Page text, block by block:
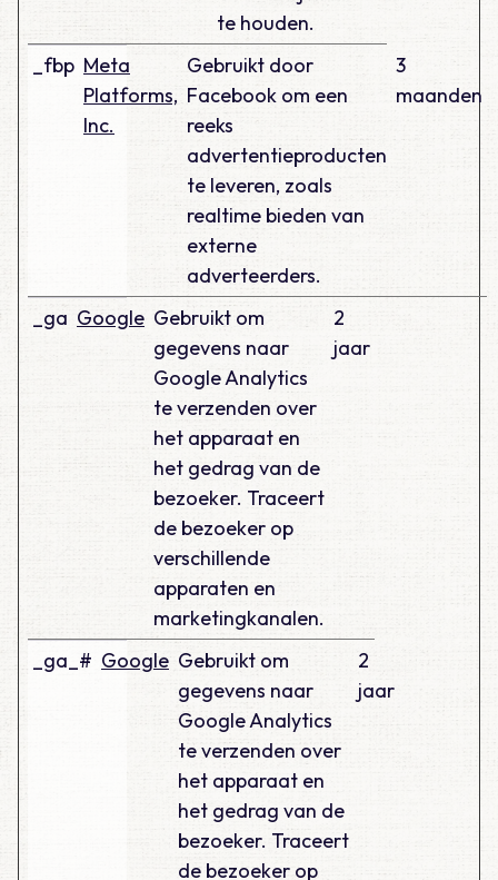
te houden.
_fbp Meta
Platforms,
Inc.
Gebruikt door
Facebook om een
reeks
advertentieproducten
te leveren, zoals
realtime bieden van
externe
adverteerders.
3
maanden
_ga Google Gebruikt om
gegevens naar
Google Analytics
te verzenden over
het apparaat en
het gedrag van de
bezoeker. Traceert
de bezoeker op
verschillende
apparaten en
marketingkanalen.
2
jaar
_ga_# Google Gebruikt om
gegevens naar
Google Analytics
te verzenden over
het apparaat en
het gedrag van de
bezoeker. Traceert
de bezoeker op
2
jaar